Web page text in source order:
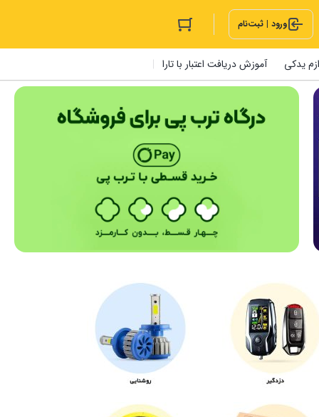
ورود | ثبت‌نام
یدکی آموزش دریافت اعتبار با تارا